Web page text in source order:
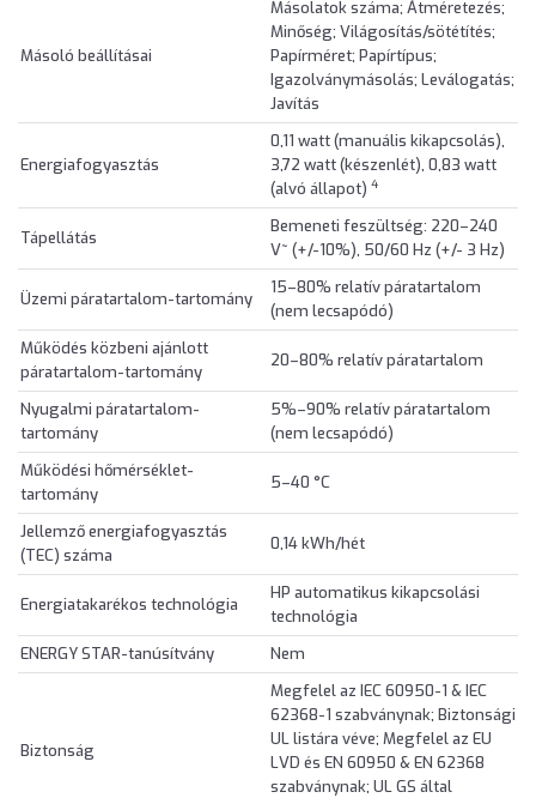
Másoló beállításai
Másolatok száma; Átméretezés;
Minőség; Világosítás/sötétítés;
Papírméret; Papírtípus;
Igazolványmásolás; Leválogatás;
Javítás
Energiafogyasztás
0,11 watt (manuális kikapcsolás),
3,72 watt (készenlét), 0,83 watt
(alvó állapot) 4
Tápellátás
Bemeneti feszültség: 220–240
V~ (+/-10%), 50/60 Hz (+/- 3 Hz)
Üzemi páratartalom-tartomány
15–80% relatív páratartalom
(nem lecsapódó)
Működés közbeni ajánlott
páratartalom-tartomány
20–80% relatív páratartalom
Nyugalmi páratartalom-
tartomány
5%–90% relatív páratartalom
(nem lecsapódó)
Működési hőmérséklet-
tartomány
5–40 °C
Jellemző energiafogyasztás
(TEC) száma
0,14 kWh/hét
Energiatakarékos technológia
HP automatikus kikapcsolási
technológia
ENERGY STAR-tanúsítvány
Nem
Biztonság
Megfelel az IEC 60950-1 & IEC
62368-1 szabványnak; Biztonsági
UL listára véve; Megfelel az EU
LVD és EN 60950 & EN 62368
szabványnak; UL GS által